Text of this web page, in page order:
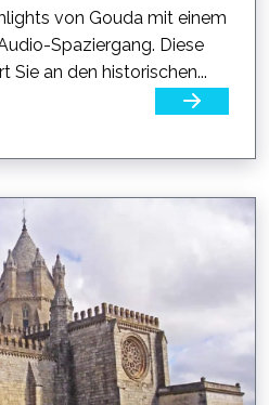
von Gouda mit einem
Spaziergang. Diese
Sie an den historischen...